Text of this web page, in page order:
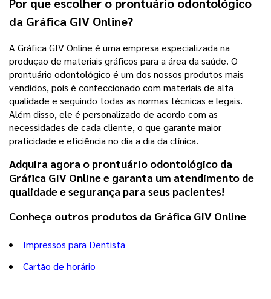
Por que escolher o prontuário odontológico
da Gráfica GIV Online?
A Gráfica GIV Online é uma empresa especializada na
produção de materiais gráficos para a área da saúde. O
prontuário odontológico é um dos nossos produtos mais
vendidos, pois é confeccionado com materiais de alta
qualidade e seguindo todas as normas técnicas e legais.
Além disso, ele é personalizado de acordo com as
necessidades de cada cliente, o que garante maior
praticidade e eficiência no dia a dia da clínica.
Adquira agora o prontuário odontológico da
Gráfica GIV Online e garanta um atendimento de
qualidade e segurança para seus pacientes!
Conheça outros produtos da Gráfica GIV Online
Impressos para Dentista
Cartão de horário